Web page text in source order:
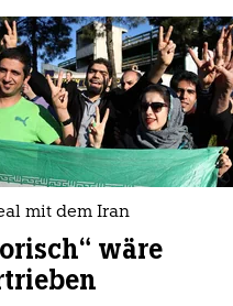
mit dem Iran
wäre